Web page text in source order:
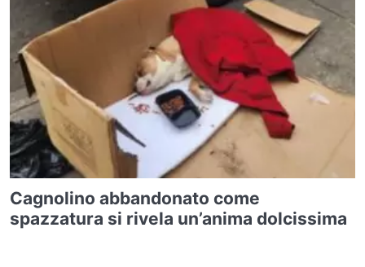
Cagnolino abbandonato come
spazzatura si rivela un’anima dolcissima